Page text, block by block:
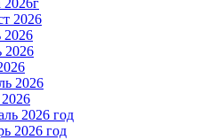
2026
2026
2026 год
2026 год